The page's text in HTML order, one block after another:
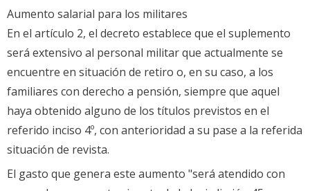
Aumento salarial para los militares
En el artículo 2, el decreto establece que el suplemento
será extensivo al personal militar que actualmente se
encuentre en situación de retiro o, en su caso, a los
familiares con derecho a pensión, siempre que aquel
haya obtenido alguno de los títulos previstos en el
referido inciso 4º, con anterioridad a su pase a la referida
situación de revista.
El gasto que genera este aumento "será atendido con